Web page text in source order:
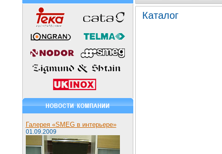
Галерея «SMEG в интерьере»
01.09.2009
Каталог